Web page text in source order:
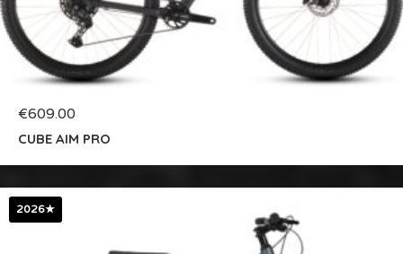
€609.00
CUBE AIM PRO
2026★